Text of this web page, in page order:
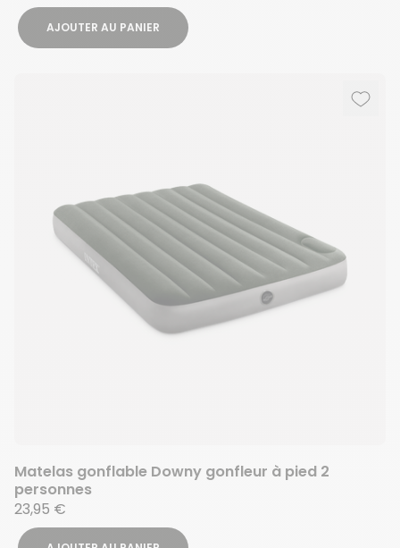
AJOUTER AU PANIER
Matelas gonflable Downy gonfleur à pied 2
personnes
23,95 €